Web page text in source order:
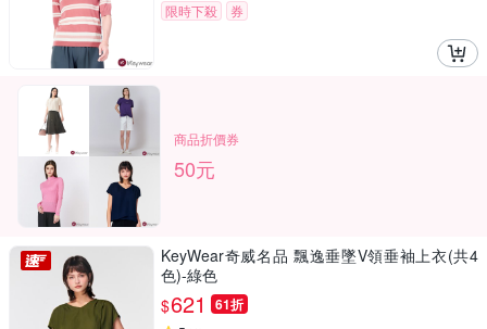
限時下殺 券
商品折價券
50元
KeyWear奇威名品 飄逸垂墜V領垂袖上衣(共4
色)-綠色
$621 61折